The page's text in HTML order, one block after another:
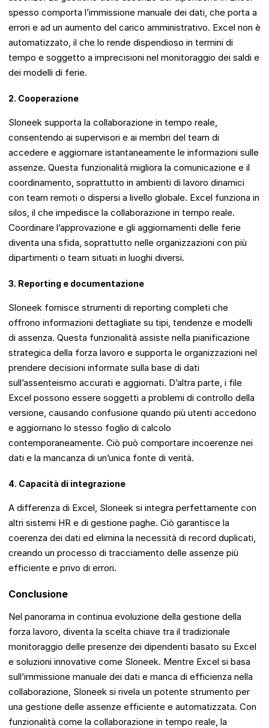
spesso comporta l’immissione manuale dei dati, che porta a
errori e ad un aumento del carico amministrativo. Excel non è
automatizzato, il che lo rende dispendioso in termini di
tempo e soggetto a imprecisioni nel monitoraggio dei saldi e
dei modelli di ferie.
2. Cooperazione
Sloneek supporta la collaborazione in tempo reale,
consentendo ai supervisori e ai membri del team di
accedere e aggiornare istantaneamente le informazioni sulle
assenze. Questa funzionalità migliora la comunicazione e il
coordinamento, soprattutto in ambienti di lavoro dinamici
con team remoti o dispersi a livello globale. Excel funziona in
silos, il che impedisce la collaborazione in tempo reale.
Coordinare l’approvazione e gli aggiornamenti delle ferie
diventa una sfida, soprattutto nelle organizzazioni con più
dipartimenti o team situati in luoghi diversi.
3. Reporting e documentazione
Sloneek fornisce strumenti di reporting completi che
offrono informazioni dettagliate su tipi, tendenze e modelli
di assenza. Questa funzionalità assiste nella pianificazione
strategica della forza lavoro e supporta le organizzazioni nel
prendere decisioni informate sulla base di dati
sull’assenteismo accurati e aggiornati. D’altra parte, i file
Excel possono essere soggetti a problemi di controllo della
versione, causando confusione quando più utenti accedono
e aggiornano lo stesso foglio di calcolo
contemporaneamente. Ciò può comportare incoerenze nei
dati e la mancanza di un’unica fonte di verità.
4. Capacità di integrazione
A differenza di Excel, Sloneek si integra perfettamente con
altri sistemi HR e di gestione paghe. Ciò garantisce la
coerenza dei dati ed elimina la necessità di record duplicati,
creando un processo di tracciamento delle assenze più
efficiente e privo di errori.
Conclusione
Nel panorama in continua evoluzione della gestione della
forza lavoro, diventa la scelta chiave tra il tradizionale
monitoraggio delle presenze dei dipendenti basato su Excel
e soluzioni innovative come Sloneek. Mentre Excel si basa
sull’immissione manuale dei dati e manca di efficienza nella
collaborazione, Sloneek si rivela un potente strumento per
una gestione delle assenze efficiente e automatizzata. Con
funzionalità come la collaborazione in tempo reale, la